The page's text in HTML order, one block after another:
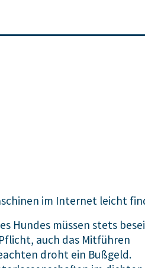
im Internet leicht
Hundes müssen stets
auch das Mitführen
droht ein Bußgeld.